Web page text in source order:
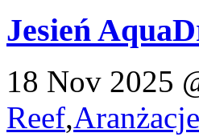
Jesień
18 Nov 2025
Reef,Aranżacje